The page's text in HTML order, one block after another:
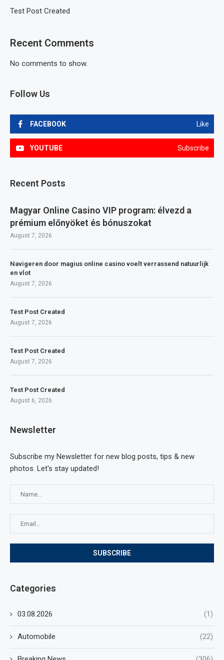
Test Post Created
Recent Comments
No comments to show.
Follow Us
FACEBOOK Like
YOUTUBE Subscribe
Recent Posts
Magyar Online Casino VIP program: élvezd a
prémium előnyöket és bónuszokat
August 7, 2026
Navigeren door magius online casino voelt verrassend natuurlijk
en vlot
August 7, 2026
Test Post Created
August 7, 2026
Test Post Created
August 7, 2026
Test Post Created
August 6, 2026
Newsletter
Subscribe my Newsletter for new blog posts, tips & new
photos. Let's stay updated!
Categories
03.08.2026 (1)
Automobile (22)